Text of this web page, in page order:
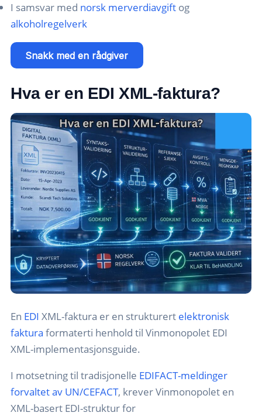
I samsvar med norsk merverdiavgift og
alkoholregelverk
Snakk med en rådgiver
Hva er en EDI XML-faktura?
En EDI XML-faktura er en strukturert elektronisk
faktura formaterti henhold til Vinmonopolet EDI
XML-implementasjonsguide.
I motsetning til tradisjonelle EDIFACT-meldinger
forvaltet av UN/CEFACT, krever Vinmonopolet en
XML-basert EDI-struktur for